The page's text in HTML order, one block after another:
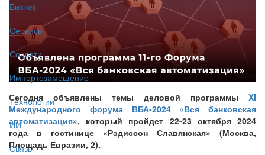
Бизнес
Сервисы
Соцсети
Импортозамещение
Технологии
ИИ
Связь
Сегодня объявлены темы деловой программы XI
Международного форума ВБА-2024 «Вся банковская
автоматизация», который пройдет 22-23 октября 2024
года в гостинице «Рэдиссон Славянская» (Москва,
Площадь Евразии, 2).